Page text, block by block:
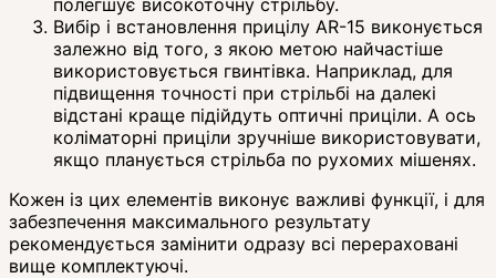
Вибір і встановлення прицілу AR-15 виконується
залежно від того, з якою метою найчастіше
використовується гвинтівка. Наприклад, для
підвищення точності при стрільбі на далекі
відстані краще підійдуть оптичні приціли. А ось
коліматорні приціли зручніше використовувати,
якщо планується стрільба по рухомих мішенях.
Кожен із цих елементів виконує важливі функції, і для
забезпечення максимального результату
рекомендується замінити одразу всі перераховані
вище комплектуючі.